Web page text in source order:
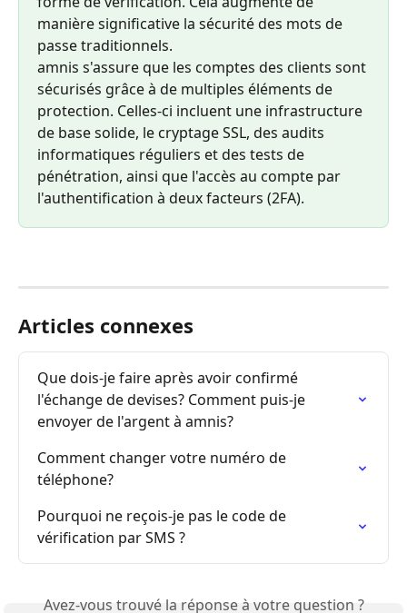
manière significative la sécurité des mots de
passe traditionnels.
amnis s'assure que les comptes des clients sont
sécurisés grâce à de multiples éléments de
protection. Celles-ci incluent une infrastructure
de base solide, le cryptage SSL, des audits
informatiques réguliers et des tests de
pénétration, ainsi que l'accès au compte par
l'authentification à deux facteurs (2FA).
Articles connexes
Que dois-je faire après avoir confirmé
l'échange de devises? Comment puis-je
envoyer de l'argent à amnis?
Comment changer votre numéro de
téléphone?
Pourquoi ne reçois-je pas le code de
vérification par SMS ?
Avez-vous trouvé la réponse à votre question ?